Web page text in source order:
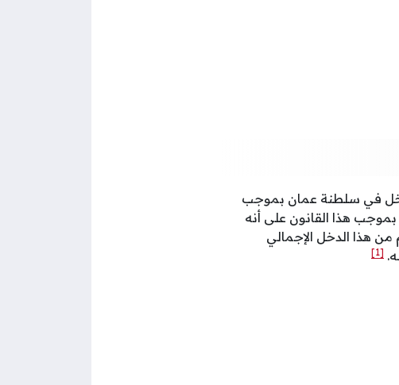
في سلطنة عمان بموجب
للضريبة بموجب هذا القانون على أنه
هذا الدخل الإجمالي
[1]